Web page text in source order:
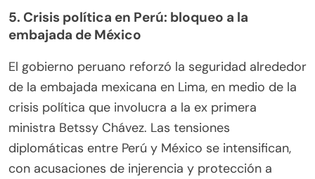
5. Crisis política en Perú: bloqueo a la
embajada de México
El gobierno peruano reforzó la seguridad alrededor
de la embajada mexicana en Lima, en medio de la
crisis política que involucra a la ex primera
ministra Betssy Chávez. Las tensiones
diplomáticas entre Perú y México se intensifican,
con acusaciones de injerencia y protección a